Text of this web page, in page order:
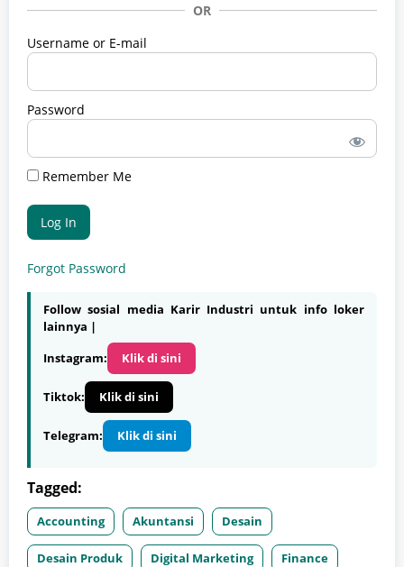
OR
Username or E-mail
Password
Remember Me
Forgot Password
Follow sosial media Karir Industri untuk info loker
lainnya |
Instagram:
Klik di sini
Tiktok: Klik di sini
Telegram: Klik di sini
Tagged:
Accounting Akuntansi Desain
Desain Produk Digital Marketing Finance